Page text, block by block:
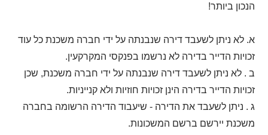
הנכון ביותר!
א. לא ניתן לשעבד דירה שנבנתה על ידי חברה משכנת כל עוד
זכויות הדייר בדירה לא נרשמו בפנקסי המקרקעין.
ב . לא ניתן לשעבד דירה שנבנתה על ידי חברה משכנת, שכן
זכויות הדייר בדירה הינן זכויות חוזיות ולא קנייניות.
ג . ניתן לשעבד את הדירה - שיעבוד הדירה הרשומה בחברה
משכנת יירשם ברשם המשכונות.